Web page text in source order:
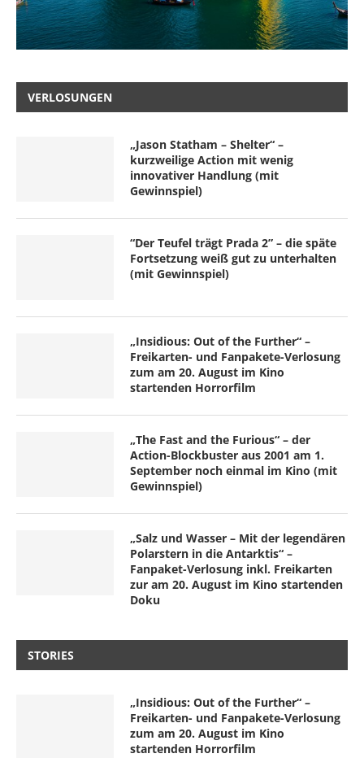
VERLOSUNGEN
„Jason Statham – Shelter“ –
kurzweilige Action mit wenig
innovativer Handlung (mit
Gewinnspiel)
“Der Teufel trägt Prada 2” – die späte
Fortsetzung weiß gut zu unterhalten
(mit Gewinnspiel)
„Insidious: Out of the Further“ –
Freikarten- und Fanpakete-Verlosung
zum am 20. August im Kino
startenden Horrorfilm
„The Fast and the Furious“ – der
Action-Blockbuster aus 2001 am 1.
September noch einmal im Kino (mit
Gewinnspiel)
„Salz und Wasser – Mit der legendären
Polarstern in die Antarktis“ –
Fanpaket-Verlosung inkl. Freikarten
zur am 20. August im Kino startenden
Doku
STORIES
„Insidious: Out of the Further“ –
Freikarten- und Fanpakete-Verlosung
zum am 20. August im Kino
startenden Horrorfilm